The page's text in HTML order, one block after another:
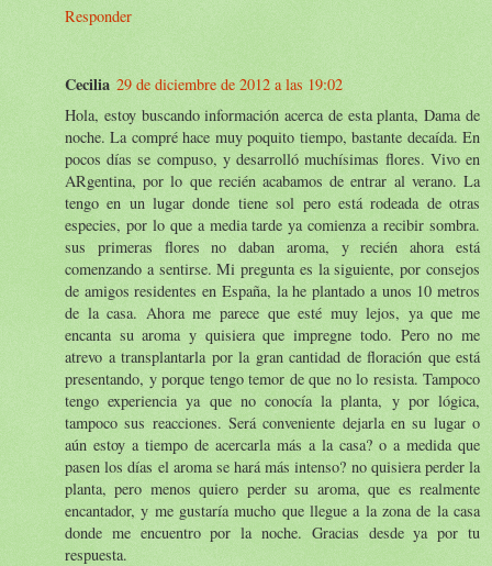
Responder
Cecilia 29 de diciembre de 2012 a las 19:02
Hola, estoy buscando información acerca de esta planta, Dama de
noche. La compré hace muy poquito tiempo, bastante decaída. En
pocos días se compuso, y desarrolló muchísimas flores. Vivo en
ARgentina, por lo que recién acabamos de entrar al verano. La
tengo en un lugar donde tiene sol pero está rodeada de otras
especies, por lo que a media tarde ya comienza a recibir sombra.
sus primeras flores no daban aroma, y recién ahora está
comenzando a sentirse. Mi pregunta es la siguiente, por consejos
de amigos residentes en España, la he plantado a unos 10 metros
de la casa. Ahora me parece que esté muy lejos, ya que me
encanta su aroma y quisiera que impregne todo. Pero no me
atrevo a transplantarla por la gran cantidad de floración que está
presentando, y porque tengo temor de que no lo resista. Tampoco
tengo experiencia ya que no conocía la planta, y por lógica,
tampoco sus reacciones. Será conveniente dejarla en su lugar o
aún estoy a tiempo de acercarla más a la casa? o a medida que
pasen los días el aroma se hará más intenso? no quisiera perder la
planta, pero menos quiero perder su aroma, que es realmente
encantador, y me gustaría mucho que llegue a la zona de la casa
donde me encuentro por la noche. Gracias desde ya por tu
respuesta.